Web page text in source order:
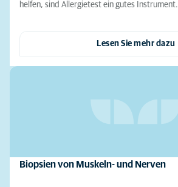
helfen, sind Allergietest ein gutes Instrument.
Lesen Sie mehr dazu
Biopsien von Muskeln- und Nerven